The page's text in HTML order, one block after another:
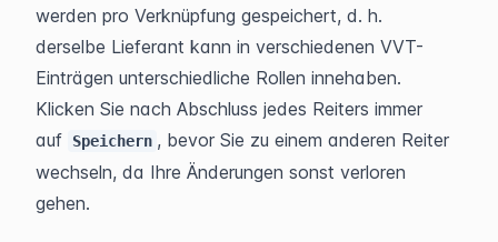
werden pro Verknüpfung gespeichert, d. h.
derselbe Lieferant kann in verschiedenen VVT-
Einträgen unterschiedliche Rollen innehaben.
Klicken Sie nach Abschluss jedes Reiters immer
auf
Speichern , bevor Sie zu einem anderen Reiter
wechseln, da Ihre Änderungen sonst verloren
gehen.